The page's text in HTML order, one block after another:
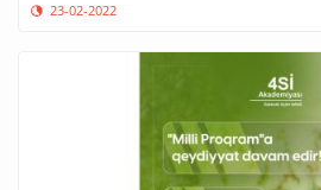
23-02-2022